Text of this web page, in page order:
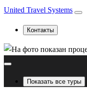
United Travel Systems
Контакты
Показать все туры